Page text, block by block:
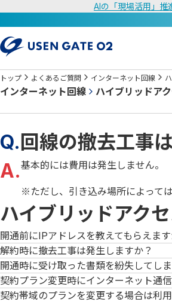
AIの「現場活用」推
トップ よくあるご質問 インターネット回線
インターネット回線 ハイブリッドア
Q. 回線の撤去工事
A.基本的には費用は発生しません。
※ただし、引き込み場所によって
ハイブリッドアク
開通前にIPアドレスを教えてもらえます
解約時に撤去工事は発生しますか？
開通時に受け取った書類を紛失してし
契約プラン変更時にインターネット通
契約帯域のプランを変更する場合は利